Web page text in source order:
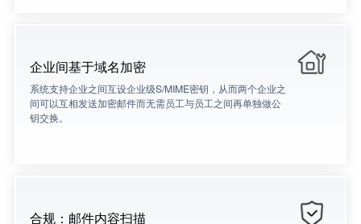
企业间基于域名加密
系统支持企业之间互设企业级S/MIME密钥，从而两个企业之
间可以互相发送加密邮件而无需员工与员工之间再单独做公
钥交换。
合规：邮件内容扫描